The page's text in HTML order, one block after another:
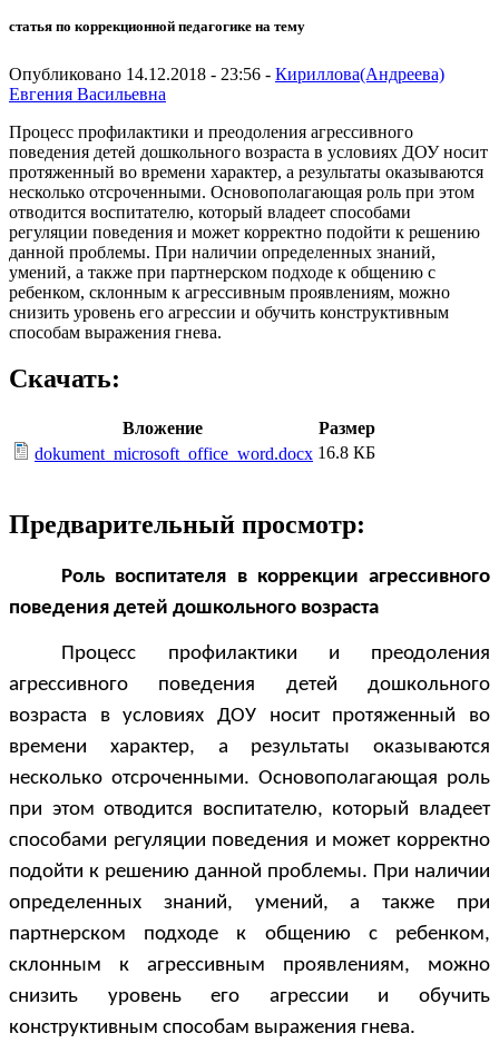
статья по коррекционной педагогике на тему
Опубликовано 14.12.2018 - 23:56 - Кириллова(Андреева)
Евгения Васильевна
Процесс профилактики и преодоления агрессивного
поведения детей дошкольного возраста в условиях ДОУ носит
протяженный во времени характер, а результаты оказываются
несколько отсроченными. Основополагающая роль при этом
отводится воспитателю, который владеет способами
регуляции поведения и может корректно подойти к решению
данной проблемы. При наличии определенных знаний,
умений, а также при партнерском подходе к общению с
ребенком, склонным к агрессивным проявлениям, можно
снизить уровень его агрессии и обучить конструктивным
способам выражения гнева.
Скачать:
Вложение
Размер
dokument_microsoft_office_word.docx 16.8 КБ
Предварительный просмотр:
Роль воспитателя в коррекции агрессивного
поведения детей дошкольного возраста
Процесс профилактики и преодоления
агрессивного поведения детей дошкольного
возраста в условиях ДОУ носит протяженный во
времени характер, а результаты оказываются
несколько отсроченными. Основополагающая роль
при этом отводится воспитателю, который владеет
способами регуляции поведения и может корректно
подойти к решению данной проблемы. При наличии
определенных знаний, умений, а также при
партнерском подходе к общению с ребенком,
склонным к агрессивным проявлениям, можно
снизить уровень его агрессии и обучить
конструктивным способам выражения гнева.